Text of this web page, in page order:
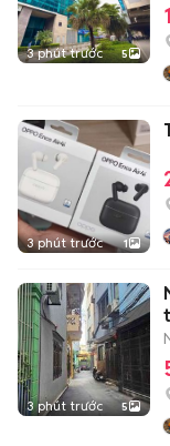
3 phút trước 5
3 phút trước 1
3 phút trước 5